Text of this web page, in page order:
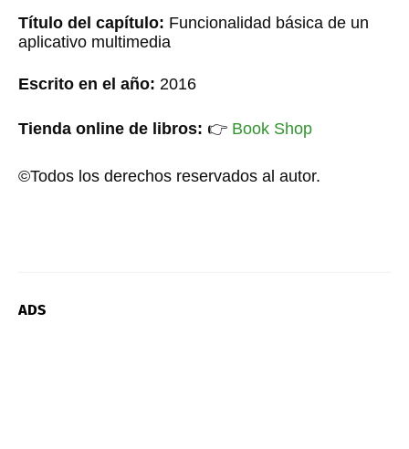
Título del capítulo: Funcionalidad básica de un
aplicativo multimedia
Escrito en el año: 2016
Tienda online de libros: 👉 Book Shop
©Todos los derechos reservados al autor.
ADS